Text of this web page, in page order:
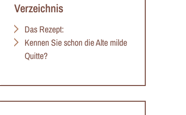
Verzeichnis
Das Rezept:
Kennen Sie schon die Alte milde
Quitte?